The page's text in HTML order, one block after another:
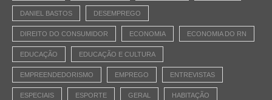
DANIEL BASTOS DESEMPREGO
DIREITO DO CONSUMIDOR ECONOMIA ECONOMIA DO RN
EDUCAÇÃO EDUCAÇÃO E CULTURA
EMPREENDEDORISMO EMPREGO ENTREVISTAS
ESPECIAIS ESPORTE GERAL HABITAÇÃO